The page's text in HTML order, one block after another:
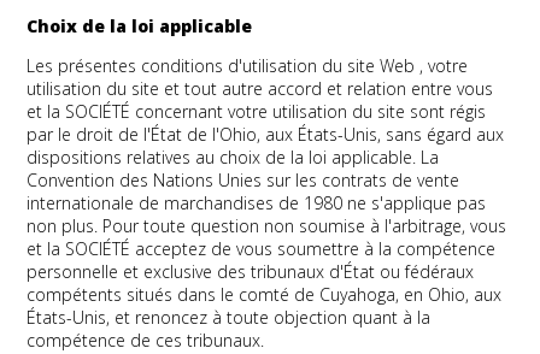
Choix de la loi applicable
Les présentes conditions d'utilisation du site Web , votre
utilisation du site et tout autre accord et relation entre vous
et la SOCIÉTÉ concernant votre utilisation du site sont régis
par le droit de l'État de l'Ohio, aux États-Unis, sans égard aux
dispositions relatives au choix de la loi applicable. La
Convention des Nations Unies sur les contrats de vente
internationale de marchandises de 1980 ne s'applique pas
non plus. Pour toute question non soumise à l'arbitrage, vous
et la SOCIÉTÉ acceptez de vous soumettre à la compétence
personnelle et exclusive des tribunaux d'État ou fédéraux
compétents situés dans le comté de Cuyahoga, en Ohio, aux
États-Unis, et renoncez à toute objection quant à la
compétence de ces tribunaux.